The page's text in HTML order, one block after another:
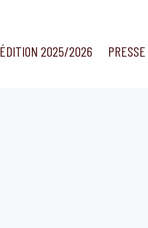
ÉDITION 2025/2026 PRESSE